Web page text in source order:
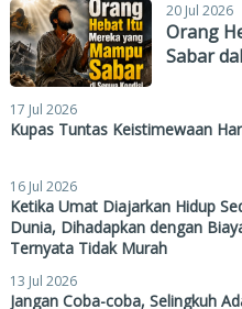
20 Jul 2026
Orang
Sabar
17 Jul 2026
Kupas Tuntas Keistimewaan
16 Jul 2026
Ketika Umat Diajarkan Hidup
Dunia, Dihadapkan dengan
Ternyata Tidak Murah
13 Jul 2026
Jangan Coba-coba, Selingkuh